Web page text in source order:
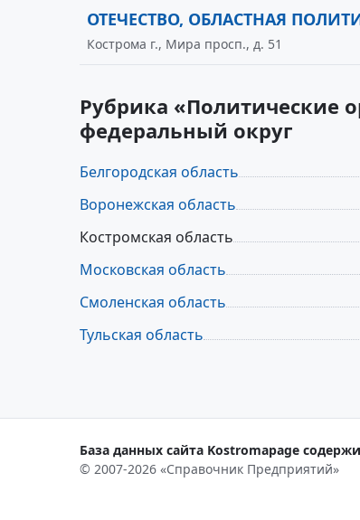
ОТЕЧЕСТВО, ОБЛАСТНАЯ
Кострома г., Мира просп., д. 51
Рубрика «Политические
федеральный округ
Белгородская область
Воронежская область
Костромская область
Московская область
Смоленская область
Тульская область
База данных сайта Kostromapage
© 2007-2026 «Справочник Предприятий»